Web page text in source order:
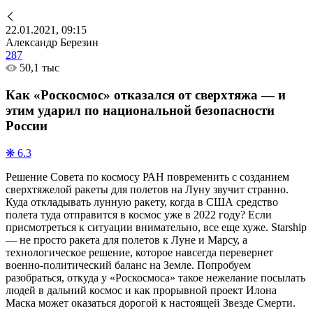
22.01.2021, 09:15
Александр Березин
287
50,1 тыс
Как «Роскосмос» отказался от сверхтяжа — и
этим ударил по национальной безопасности
России
❋ 6.3
Решение Совета по космосу РАН повременить с созданием
сверхтяжелой ракеты для полетов на Луну звучит странно.
Куда откладывать лунную ракету, когда в США средство
полета туда отправится в космос уже в 2022 году? Если
присмотреться к ситуации внимательно, все еще хуже. Starship
— не просто ракета для полетов к Луне и Марсу, а
технологическое решение, которое навсегда перевернет
военно-политический баланс на Земле. Попробуем
разобраться, откуда у «Роскосмоса» такое нежелание посылать
людей в дальний космос и как прорывной проект Илона
Маска может оказаться дорогой к настоящей Звезде Смерти.